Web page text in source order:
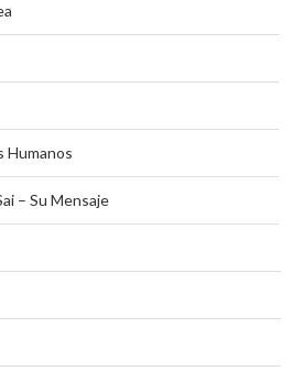
Humanos
– Su Mensaje